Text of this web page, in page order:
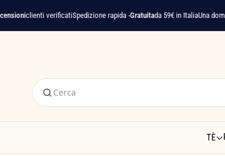
clienti verificatiSpedizione rapida -Gratuitada 59€ in ItaliaUna domanda?
TÈ